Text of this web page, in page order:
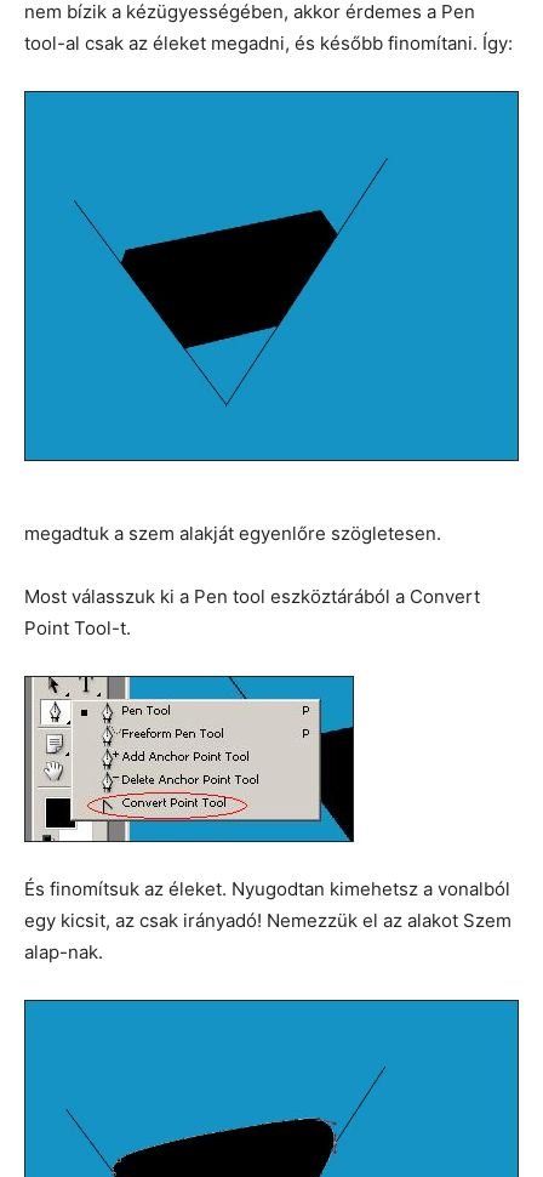
nem bízik a kézügyességében, akkor érdemes a Pen
tool-al csak az éleket megadni, és később finomítani. Így:
megadtuk a szem alakját egyenlőre szögletesen.
Most válasszuk ki a Pen tool eszköztárából a Convert
Point Tool-t.
És finomítsuk az éleket. Nyugodtan kimehetsz a vonalból
egy kicsit, az csak irányadó! Nemezzük el az alakot Szem
alap-nak.